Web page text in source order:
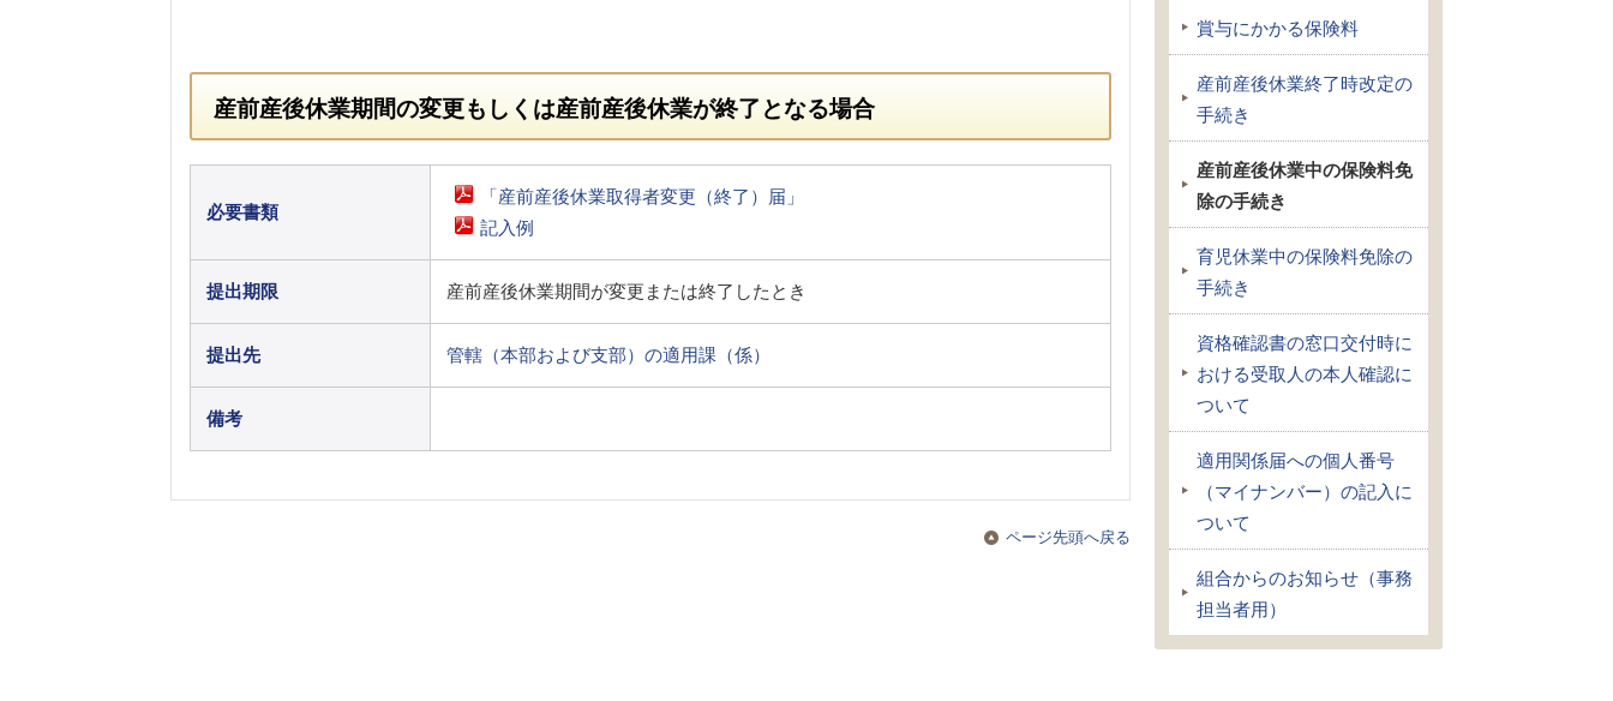
産前産後休業期間の変更もしくは産前産後休業が終了となる場合
必要書類
「産前産後休業取得者変更（終了）届」
記入例
提出期限 産前産後休業期間が変更または終了したとき
提出先 管轄（本部および支部）の適用課（係）
備考
ページ先頭へ戻る
賞与にかかる保険料
産前産後休業終了時改定の
手続き
産前産後休業中の保険料免
除の手続き
育児休業中の保険料免除の
手続き
資格確認書の窓口交付時に
おける受取人の本人確認に
ついて
適用関係届への個人番号
（マイナンバー）の記入に
ついて
組合からのお知らせ（事務
担当者用）